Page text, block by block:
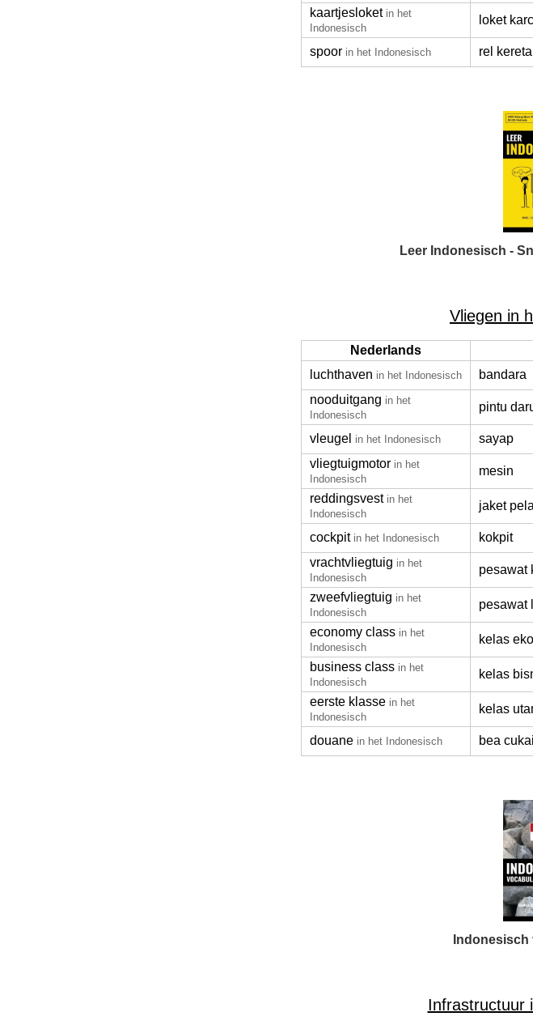
kaartjesloket in het
Indonesisch
loket
spoor in het Indonesisch rel kereta
Leer Indonesisch -
Vliegen in
Nederlands
luchthaven in het Indonesisch
bandara
nooduitgang in het
Indonesisch
pintu
vleugel in het Indonesisch
sayap
vliegtuigmotor in het
Indonesisch
mesin
reddingsvest in het
Indonesisch
jaket
cockpit in het Indonesisch
kokpit
vrachtvliegtuig in het
Indonesisch
pesawat
zweefvliegtuig in het
Indonesisch
pesawat
economy class in het
Indonesisch
kelas
business class in het
Indonesisch
kelas
eerste klasse in het
Indonesisch
kelas
douane in het Indonesisch bea cukai
Infrastructuur